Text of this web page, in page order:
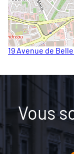
19 Avenue de
Vous